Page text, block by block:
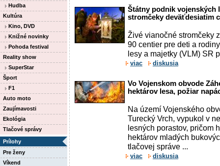
Hudba
Kultúra
Kino, DVD
Knižné novinky
Pohoda festival
Reality show
SuperStar
Šport
F1
Auto moto
Zaujímavosti
Ekológia
Tlačové správy
Prílohy
Pre ženy
Víkend
Štátny podnik vojenských
stromčeky deväťdesiatim
Živé vianočné stromčeky
90 centier pre deti a
lesy a majetky (VLM) SR
viac diskusia
Vo Vojenskom obvode
hektárov lesa, požiar
Na území Vojenského
Turecký Vrch, vypukol v
lesných porastov, pričom
hektárov mladých
tlačovej správe ...
viac diskusia